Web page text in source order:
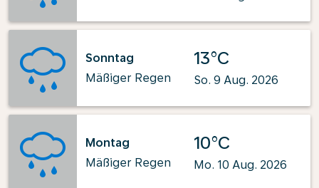
Sonntag
Mäßiger Regen
13°C
So. 9 Aug. 2026
Montag
Mäßiger Regen
10°C
Mo. 10 Aug. 2026